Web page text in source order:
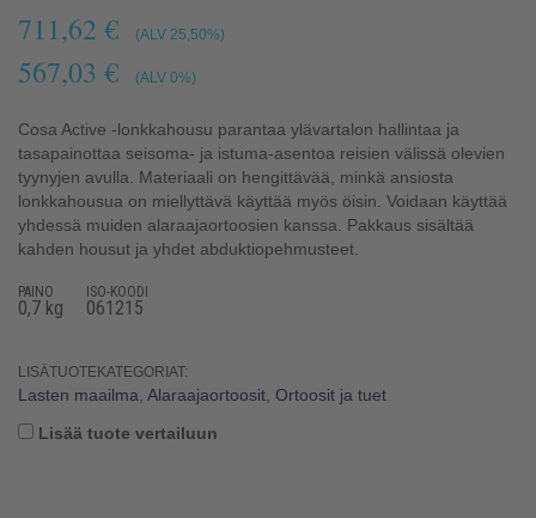
711,62 € (ALV 25,50%)
567,03 € (ALV 0%)
Cosa Active -lonkkahousu parantaa ylävartalon hallintaa ja
tasapainottaa seisoma- ja istuma-asentoa reisien välissä olevien
tyynyjen avulla. Materiaali on hengittävää, minkä ansiosta
lonkkahousua on miellyttävä käyttää myös öisin. Voidaan käyttää
yhdessä muiden alaraajaortoosien kanssa. Pakkaus sisältää
kahden housut ja yhdet abduktiopehmusteet.
PAINO
0,7 kg
ISO-KOODI
061215
LISÄTUOTEKATEGORIAT:
Lasten maailma Alaraajaortoosit Ortoosit ja tuet
Lisää tuote vertailuun